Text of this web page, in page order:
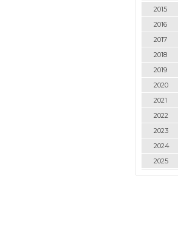
2015
2016
2017
2018
2019
2020
2021
2022
2023
2024
2025